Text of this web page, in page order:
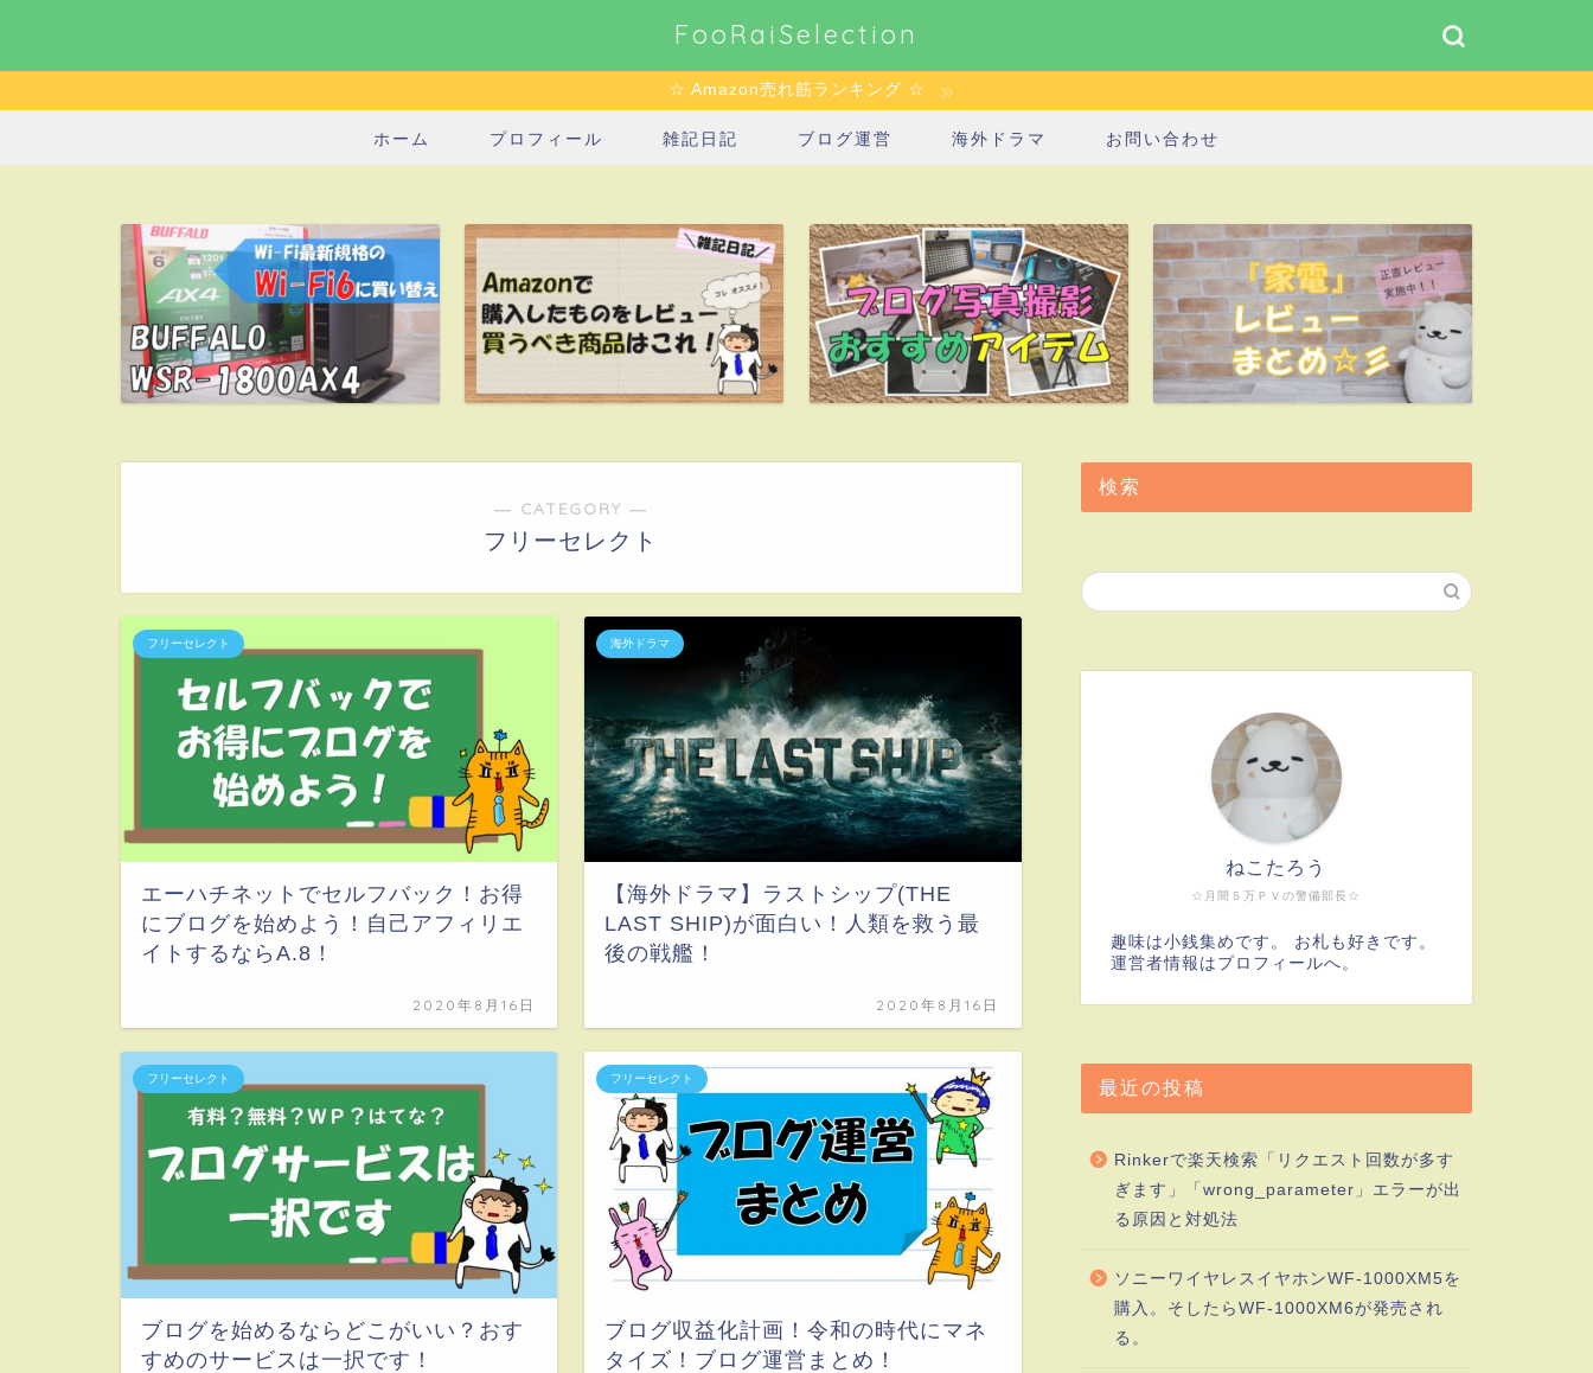
FooRaiSelection
☆ Amazon売れ筋ランキング ☆
ホーム プロフィール 雑記日記 ブログ運営 海外ドラマ お問い合わせ
― CATEGORY ―
フリーセレクト
フリーセレクト
エーハチネットでセルフバック！お得
にブログを始めよう！自己アフィリエ
イトするならA.8！
2020年8月16日
海外ドラマ
【海外ドラマ】ラストシップ(THE
LAST SHIP)が面白い！人類を救う最
後の戦艦！
2020年8月16日
フリーセレクト
ブログを始めるならどこがいい？おす
すめのサービスは一択です！
フリーセレクト
ブログ収益化計画！令和の時代にマネ
タイズ！ブログ運営まとめ！
検索
☆月間５万ＰＶの警備部長☆
ねこたろう
趣味は小銭集めです。 お札も好きです。
運営者情報はプロフィールへ。
最近の投稿
Rinkerで楽天検索「リクエスト回数が多す
ぎます」「wrong_parameter」エラーが出
る原因と対処法
ソニーワイヤレスイヤホンWF-1000XM5を
購入。そしたらWF-1000XM6が発売され
る。